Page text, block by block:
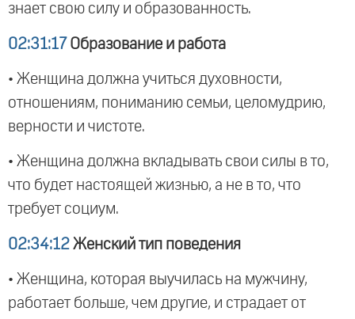
знает свою силу и образованность.
02:31:17 Образование и работа
• Женщина должна учиться духовности,
отношениям, пониманию семьи, целомудрию,
верности и чистоте.
• Женщина должна вкладывать свои силы в то,
что будет настоящей жизнью, а не в то, что
требует социум.
02:34:12 Женский тип поведения
• Женщина, которая выучилась на мужчину,
работает больше, чем другие, и страдает от